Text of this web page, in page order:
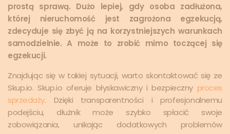
prostą sprawą. Dużo lepiej, gdy osoba zadłużona,
której nieruchomość jest zagrożona egzekucją,
zdecyduje się zbyć ją na korzystniejszych warunkach
samodzielnie. A może to zrobić mimo toczącej się
egzekucji.
Znajdując się w takiej sytuacji, warto skontaktować się ze
Skup.io. Skup.io oferuje błyskawiczny i bezpieczny proces
sprzedaży. Dzięki transparentności i profesjonalnemu
podejściu, dłużnik może szybko spłacić swoje
zobowiązania, unikając dodatkowych problemów